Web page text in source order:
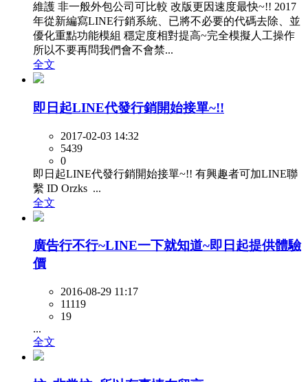
維護 非一般外包公司可比較 改版更因速度最快~!! 2017
年從新編寫LINE行銷系統、已將不必要的代碼去除、並
優化重點功能模組 穩定度相對提高~完全模擬人工操作
所以不要再問我們會不會禁...
全文
即日起LINE代發行銷開始接單~!!
2017-02-03 14:32
5439
0
即日起LINE代發行銷開始接單~!! 有興趣者可加LINE聯
繫 ID Orzks ...
全文
廣告行不行~LINE一下就知道~即日起提供體驗
價
2016-08-29 11:17
11119
19
...
全文